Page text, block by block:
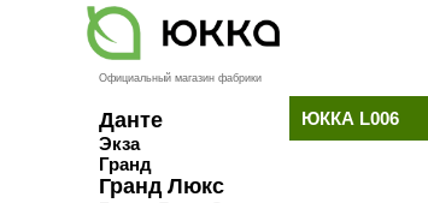
Официальный магазин фабрики
Данте
Экза
Гранд
Гранд Люкс
ЮККА L006